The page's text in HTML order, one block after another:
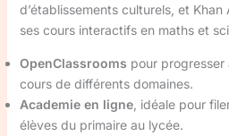
d’établissements culturels, et
ses cours interactifs en maths et
OpenClassrooms pour
cours de différents domaines.
Academie en ligne, idéale pour
élèves du primaire au lycée.